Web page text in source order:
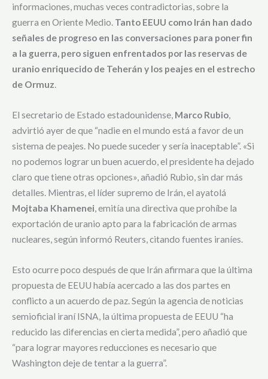
informaciones, muchas veces contradictorias, sobre la
guerra en Oriente Medio. Tanto EEUU como Irán han dado
señales de progreso en las conversaciones para poner fin
a la guerra, pero siguen enfrentados por las reservas de
uranio enriquecido de Teherán y los peajes en el estrecho
de Ormuz.
El secretario de Estado estadounidense, Marco Rubio,
advirtió ayer de que “nadie en el mundo está a favor de un
sistema de peajes. No puede suceder y sería inaceptable”. «Si
no podemos lograr un buen acuerdo, el presidente ha dejado
claro que tiene otras opciones», añadió Rubio, sin dar más
detalles. Mientras, el líder supremo de Irán, el ayatolá
Mojtaba Khamenei, emitía una directiva que prohíbe la
exportación de uranio apto para la fabricación de armas
nucleares, según informó Reuters, citando fuentes iraníes.
Esto ocurre poco después de que Irán afirmara que la última
propuesta de EEUU había acercado a las dos partes en
conflicto a un acuerdo de paz. Según la agencia de noticias
semioficial iraní ISNA, la última propuesta de EEUU “ha
reducido las diferencias en cierta medida”, pero añadió que
“para lograr mayores reducciones es necesario que
Washington deje de tentar a la guerra”.